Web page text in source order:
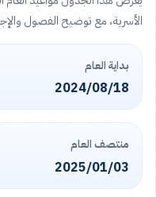
الأسرية، مع توضيح الفصول
بداية العام
2024/08/18
منتصف العام
2025/01/03